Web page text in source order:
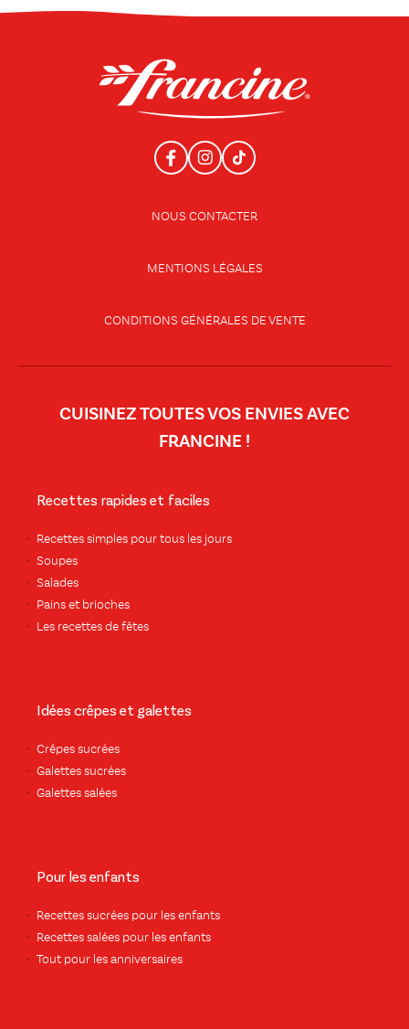
NOUS CONTACTER
MENTIONS LÉGALES
CONDITIONS GÉNÉRALES DE VENTE
CUISINEZ TOUTES VOS ENVIES AVEC
FRANCINE !
Recettes rapides et faciles
Recettes simples pour tous les jours
Soupes
Salades
Pains et brioches
Les recettes de fêtes
Idées crêpes et galettes
Crêpes sucrées
Galettes sucrées
Galettes salées
Pour les enfants
Recettes sucrées pour les enfants
Recettes salées pour les enfants
Tout pour les anniversaires